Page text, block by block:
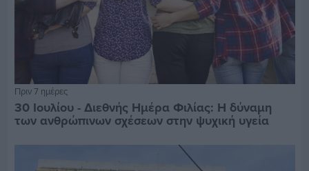
Πριν 7 ημέρες
30 Ιουλίου - Διεθνής Ημέρα Φιλίας: Η δύναμη
των ανθρώπινων σχέσεων στην ψυχική υγεία